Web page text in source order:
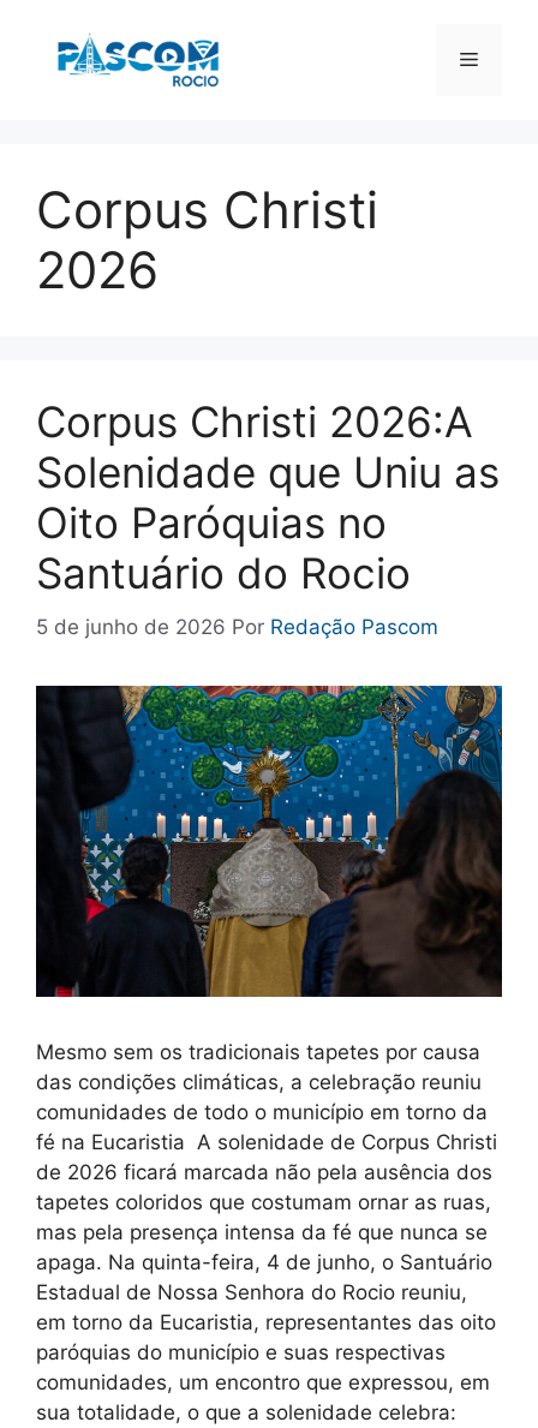
Menu
Corpus Christi
2026
Corpus Christi 2026:A
Solenidade que Uniu as
Oito Paróquias no
Santuário do Rocio
5 de junho de 2026 Por Redação Pascom
Mesmo sem os tradicionais tapetes por causa
das condições climáticas, a celebração reuniu
comunidades de todo o município em torno da
fé na Eucaristia A solenidade de Corpus Christi
de 2026 ficará marcada não pela ausência dos
tapetes coloridos que costumam ornar as ruas,
mas pela presença intensa da fé que nunca se
apaga. Na quinta-feira, 4 de junho, o Santuário
Estadual de Nossa Senhora do Rocio reuniu,
em torno da Eucaristia, representantes das oito
paróquias do município e suas respectivas
comunidades, um encontro que expressou, em
sua totalidade, o que a solenidade celebra: